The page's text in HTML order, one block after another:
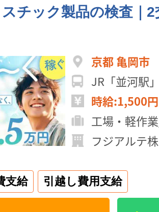
チック製品の検査｜2
京都 亀岡市
JR「並河駅
時給:1,500
工場・軽作
フジアルテ
支給 引越し費用支給